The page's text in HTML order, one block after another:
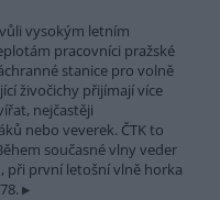
vysokým letním
pracovníci pražské
stanice pro volně
živočichy přijímají více
nejčastěji
nebo veverek. ČTK to
současné vlny veder
při první letošní vlně horka